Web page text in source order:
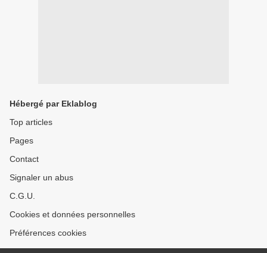
Hébergé par Eklablog
Top articles
Pages
Contact
Signaler un abus
C.G.U.
Cookies et données personnelles
Préférences cookies